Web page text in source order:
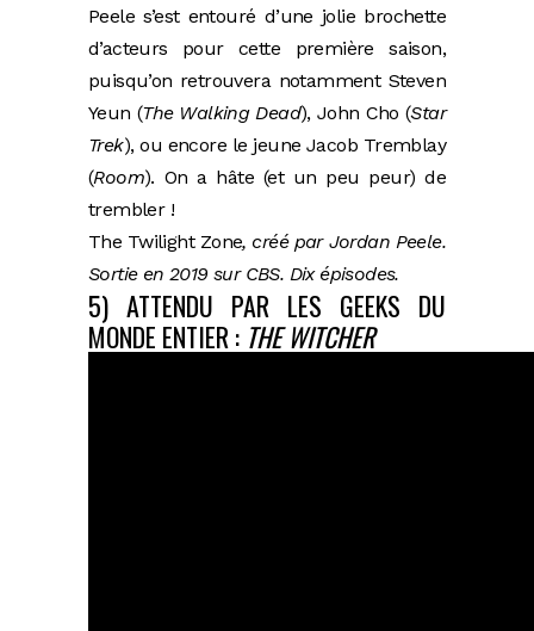
Peele s’est entouré d’une jolie brochette
d’acteurs pour cette première saison,
puisqu’on retrouvera notamment Steven
Yeun (The Walking Dead), John Cho (Star
Trek), ou encore le jeune Jacob Tremblay
(Room). On a hâte (et un peu peur) de
trembler !
The Twilight Zone, créé par Jordan Peele.
Sortie en 2019 sur CBS. Dix épisodes.
5) ATTENDU PAR LES GEEKS DU
MONDE ENTIER : THE WITCHER